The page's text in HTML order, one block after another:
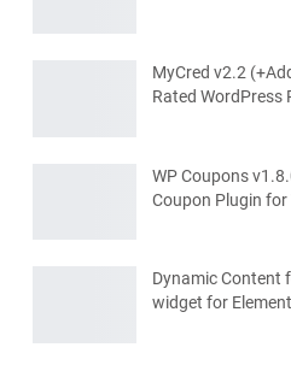
MyCred v2.2
Rated WordPress
WP Coupons
Coupon Plugin for
Dynamic Content
widget for